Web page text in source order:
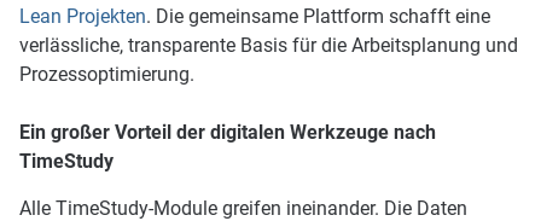
Lean Projekten. Die gemeinsame Plattform schafft eine
verlässliche, transparente Basis für die Arbeitsplanung und
Prozessoptimierung.
Ein großer Vorteil der digitalen Werkzeuge nach
TimeStudy
Alle TimeStudy-Module greifen ineinander. Die Daten